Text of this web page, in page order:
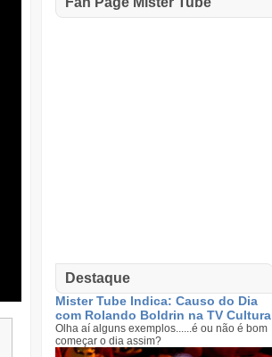
Destaque
Mister Tube Indica: Causo do Dia
com Rolando Boldrin na TV Cultura
Olha aí alguns exemplos......é ou não é bom
começar o dia assim?